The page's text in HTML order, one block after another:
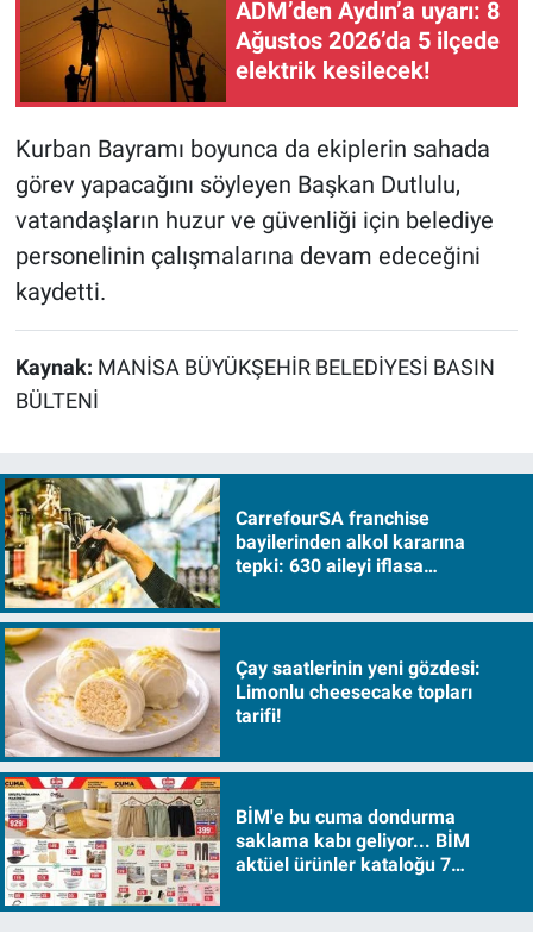
ADM’den Aydın’a uyarı: 8
Ağustos 2026’da 5 ilçede
elektrik kesilecek!
Kurban Bayramı boyunca da ekiplerin sahada
görev yapacağını söyleyen Başkan Dutlulu,
vatandaşların huzur ve güvenliği için belediye
personelinin çalışmalarına devam edeceğini
kaydetti.
Kaynak: MANİSA BÜYÜKŞEHİR BELEDİYESİ BASIN
BÜLTENİ
CarrefourSA franchise
bayilerinden alkol kararına
tepki: 630 aileyi iflasa
Çay saatlerinin yeni gözdesi:
Limonlu cheesecake topları
tarifi!
BİM'e bu cuma dondurma
saklama kabı geliyor... BİM
aktüel ürünler kataloğu 7